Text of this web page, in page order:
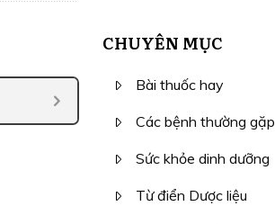
CHUYÊN MỤC
Bài thuốc hay
Các bệnh thường gặp
Sức khỏe dinh dưỡng
Từ điển Dược liệu